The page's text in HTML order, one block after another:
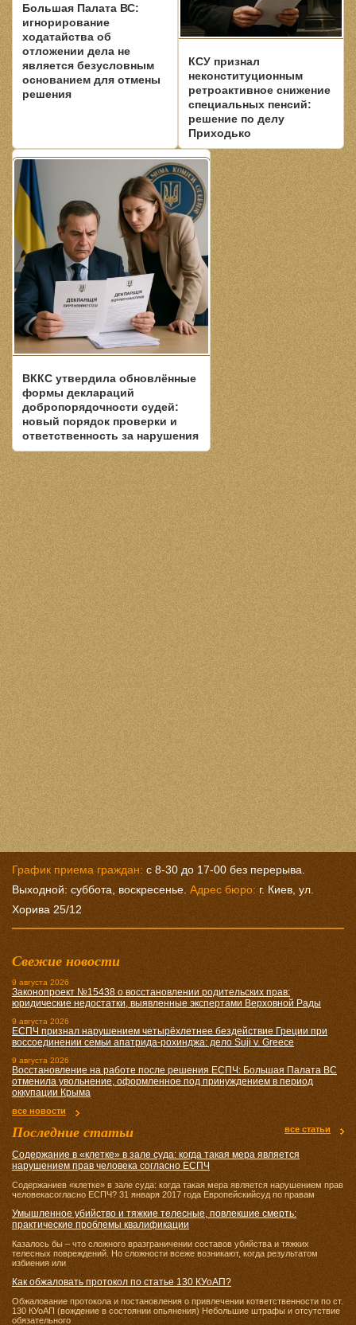
Большая Палата ВС:
игнорирование
ходатайства об
отложении дела не
является безусловным
основанием для отмены
решения
КСУ признал
неконституционным
ретроактивное снижение
специальных пенсий:
решение по делу
Приходько
ВККС утвердила обновлённые
формы деклараций
добропорядочности судей:
новый порядок проверки и
ответственность за нарушения
График приема граждан: с 8-30 до 17-00 без перерыва.
Выходной: суббота, воскресенье. Адрес бюро: г. Киев, ул.
Хорива 25/12
Свежие новости
9 августа 2026
Законопроект №15438 о восстановлении родительских прав:
юридические недостатки, выявленные экспертами Верховной Рады
9 августа 2026
ЕСПЧ признал нарушением четырёхлетнее бездействие Греции при
воссоединении семьи апатрида-рохинджа: дело Suji v. Greece
9 августа 2026
Восстановление на работе после решения ЕСПЧ: Большая Палата ВС
отменила увольнение, оформленное под принуждением в период
оккупации Крыма
все новости
Последние статьи все статьи
Содержание в «клетке» в зале суда: когда такая мера является
нарушением прав человека согласно ЕСПЧ
Содержаниев «клетке» в зале суда: когда такая мера является нарушением прав
человекасогласно ЕСПЧ? 31 января 2017 года Европейскийсуд по правам
Умышленное убийство и тяжкие телесные, повлекшие смерть:
практические проблемы квалификации
Казалось бы – что сложного вразграничении составов убийства и тяжких
телесных повреждений. Но сложности всеже возникают, когда результатом
избиения или
Как обжаловать протокол по статье 130 КУоАП?
Обжалование протокола и постановления о привлечении кответственности по ст.
130 КУоАП (вождение в состоянии опьянения) Небольшие штрафы и отсутствие
обязательного